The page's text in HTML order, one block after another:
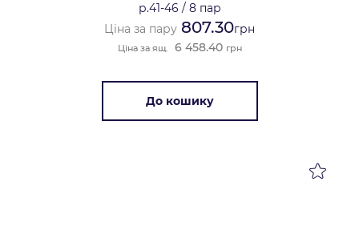
р.41-46 / 8 пар
Ціна за пару 807.30грн
Ціна за ящ. 6 458.40 грн
До кошику